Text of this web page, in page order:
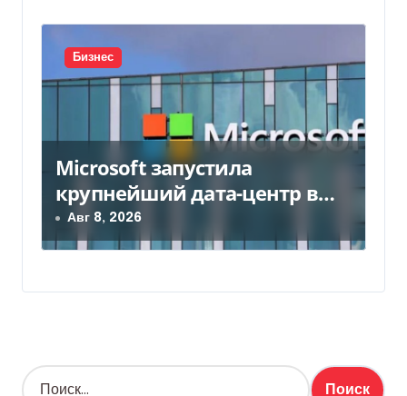
Бизнес
Microsoft запустила
крупнейший дата-центр в
Индии за $20,5 миллиарда
Авг 8, 2026
Н